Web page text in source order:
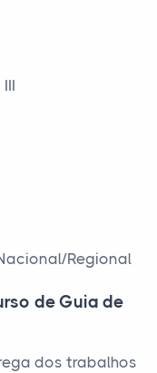
Regional
de Guia de
dos trabalhos